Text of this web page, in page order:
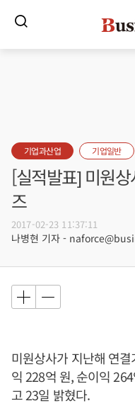
기업과산업 기업일반
[실적발표] 미원
즈
2017-02-23 11:37:11
나병현 기자 -
미원상사가 지난해 연
익 228억 원, 순이익
고 23일 밝혔다.